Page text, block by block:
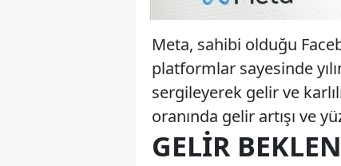
Meta, sahibi olduğu
platformlar sayesinde
sergileyerek gelir ve
oranında gelir artışı ve
GELIR